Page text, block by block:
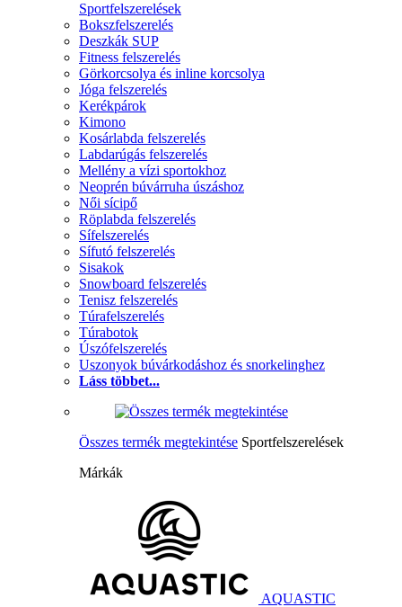
Sportfelszerelések
Bokszfelszerelés
Deszkák SUP
Fitness felszerelés
Görkorcsolya és inline korcsolya
Jóga felszerelés
Kerékpárok
Kimono
Kosárlabda felszerelés
Labdarúgás felszerelés
Mellény a vízi sportokhoz
Neoprén búvárruha úszáshoz
Női sícipő
Röplabda felszerelés
Sífelszerelés
Sífutó felszerelés
Sisakok
Snowboard felszerelés
Tenisz felszerelés
Túrafelszerelés
Túrabotok
Úszófelszerelés
Uszonyok búvárkodáshoz és snorkelinghez
Láss többet...
Összes termék megtekintése Sportfelszerelések
Márkák
AQUASTIC